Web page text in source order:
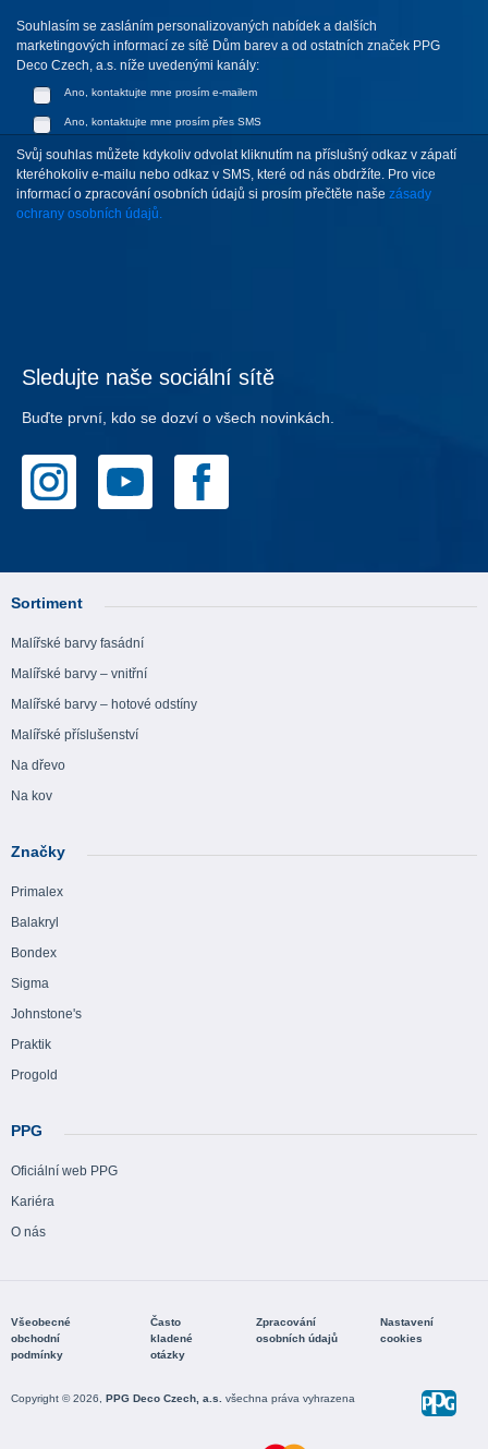
Souhlasím se zasláním personalizovaných nabídek a dalších
marketingových informací ze sítě Dům barev a od ostatních značek PPG
Deco Czech, a.s. níže uvedenými kanály:
Ano, kontaktujte mne prosím e-mailem
Ano, kontaktujte mne prosím přes SMS
Svůj souhlas můžete kdykoliv odvolat kliknutím na příslušný odkaz v zápatí
kteréhokoliv e-mailu nebo odkaz v SMS, které od nás obdržíte. Pro vice
informací o zpracování osobních údajů si prosím přečtěte naše zásady
ochrany osobních údajů.
Sledujte naše sociální sítě
Buďte první, kdo se dozví o všech novinkách.
Sortiment
Malířské barvy fasádní
Malířské barvy – vnitřní
Malířské barvy – hotové odstíny
Malířské příslušenství
Na dřevo
Na kov
Značky
Primalex
Balakryl
Bondex
Sigma
Johnstone's
Praktik
Progold
PPG
Oficiální web PPG
Kariéra
O nás
Všeobecné
obchodní
podmínky
Často
kladené
otázky
Zpracování
osobních údajů
Nastavení
cookies
Copyright © 2026, PPG Deco Czech, a.s. všechna práva vyhrazena